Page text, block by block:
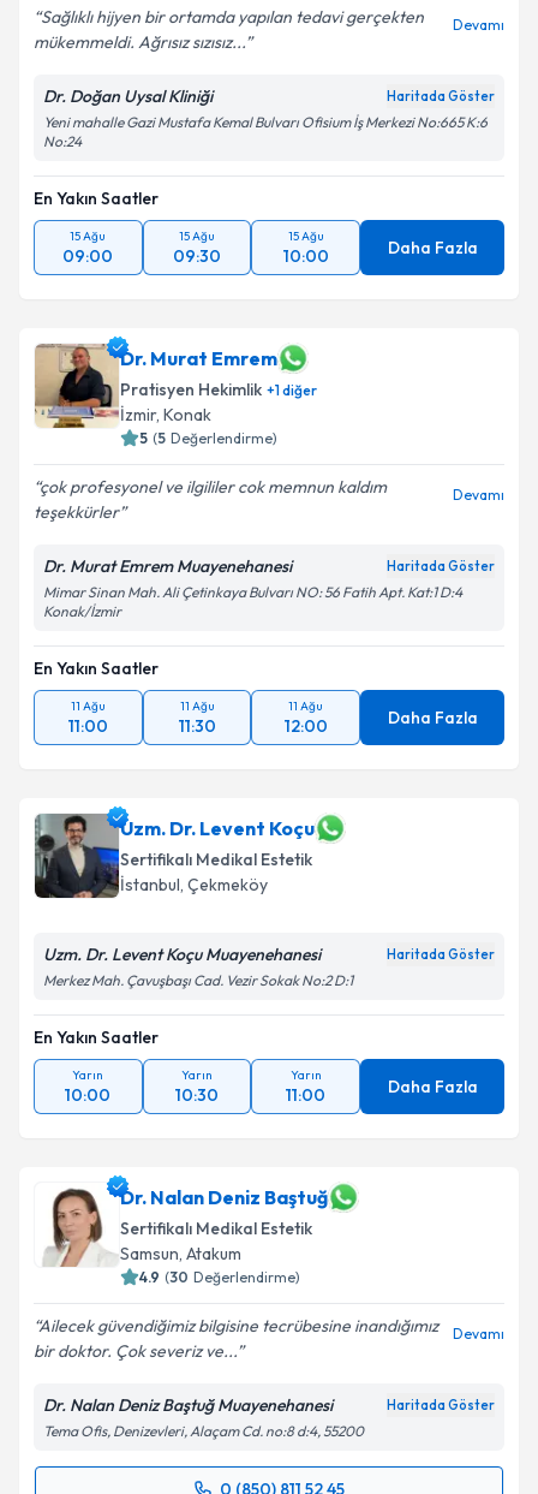
Sağlıklı hijyen bir ortamda yapılan tedavi gerçekten
mükemmeldi. Ağrısız sızısız...
Devamı
Dr. Doğan Uysal Kliniği Haritada Göster
Yeni mahalle Gazi Mustafa Kemal Bulvarı Ofisium İş Merkezi No:665 K:6
No:24
En Yakın Saatler
15 Ağu
09:00
15 Ağu
09:30
15 Ağu
10:00 Daha Fazla
Dr. Murat Emrem
Pratisyen Hekimlik +1diğer
İzmir, Konak
5 (5 Değerlendirme)
çok profesyonel ve ilgililer cok memnun kaldım
teşekkürler
Devamı
Dr. Murat Emrem Muayenehanesi Haritada Göster
Mimar Sinan Mah. Ali Çetinkaya Bulvarı NO: 56 Fatih Apt. Kat:1 D:4
Konak/İzmir
En Yakın Saatler
11 Ağu
11:00
11 Ağu
11:30
11 Ağu
12:00 Daha Fazla
Uzm. Dr. Levent Koçu
Sertifikalı Medikal Estetik
İstanbul, Çekmeköy
Uzm. Dr. Levent Koçu Muayenehanesi Haritada Göster
Merkez Mah. Çavuşbaşı Cad. Vezir Sokak No:2 D:1
En Yakın Saatler
Yarın
10:00
Yarın
10:30
Yarın
11:00 Daha Fazla
Dr. Nalan Deniz Baştuğ
Sertifikalı Medikal Estetik
Samsun, Atakum
4.9 (30 Değerlendirme)
Ailecek güvendiğimiz bilgisine tecrübesine inandığımız
bir doktor. Çok severiz ve...
Devamı
Dr. Nalan Deniz Baştuğ Muayenehanesi Haritada Göster
Tema Ofis, Denizevleri, Alaçam Cd. no:8 d:4, 55200
0 (850) 811 52 45